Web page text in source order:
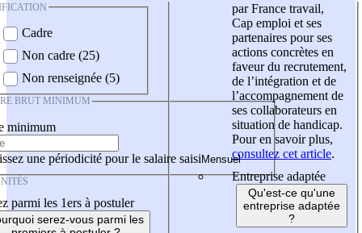
Cadre
Non cadre (25)
Non renseignée (5)
BRUT MINIMUM
minimum
une périodicité pour le salaire saisi
parmi les 1ers à postuler
serez-vous parmi les
par France travail,
Cap emploi et ses
partenaires pour ses
actions concrètes en
faveur du recrutement,
de l’intégration et de
l’accompagnement de
ses collaborateurs en
situation de handicap.
Pour en savoir plus,
consultez cet article.
Entreprise adaptée
Qu'est-ce qu'une
entreprise adaptée
?